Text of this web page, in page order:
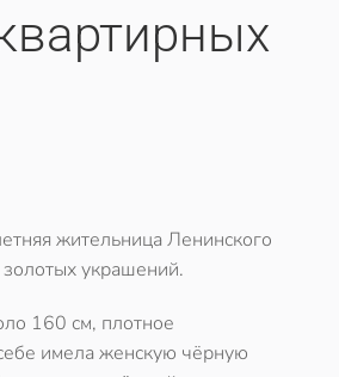
жительница Ленинского
украшений.
160 см, плотное
имела женскую чёрную